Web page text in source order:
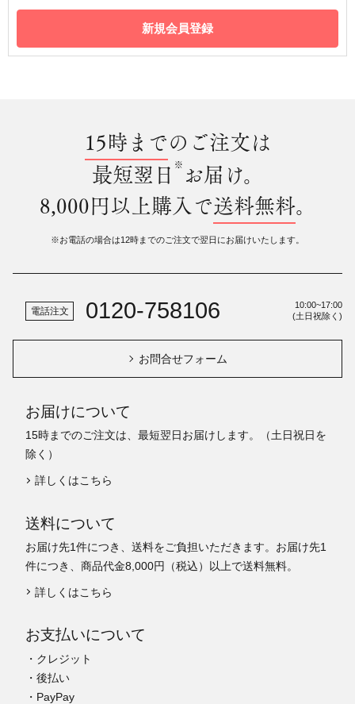
15時までのご注文は
最短翌日 ※ お届け。
8,000円以上購入で送料無料。
※お電話の場合は12時までのご注文で翌日にお届けいたします。
電話注文 0120-758106
10:00~17:00
(土日祝除く)
お問合せフォーム
お届けについて
15時までのご注文は、最短翌日お届けします。（土日祝日を
除く）
詳しくはこちら
送料について
お届け先1件につき、送料をご負担いただきます。お届け先1
件につき、商品代金8,000円（税込）以上で送料無料。
詳しくはこちら
お支払いについて
・クレジット
・後払い
・PayPay